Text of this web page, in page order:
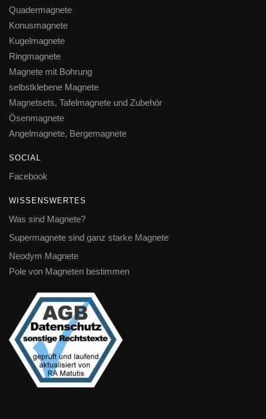
Quadermagnete
Konusmagnete
Kugelmagnete
Ringmagnete
Magnete mit Bohrung
selbstklebene Magnete
Magnetsets, Tafelmagnete und Zubehör
Ösenmagnete
Angelmagnete, Bergemagnete
SOCIAL
Facebook
WISSENSWERTES
Was sind Magnete?
Supermagnete sind ganz starke Magnete
Neodym Magnete
Pole von Magneten bestimmen